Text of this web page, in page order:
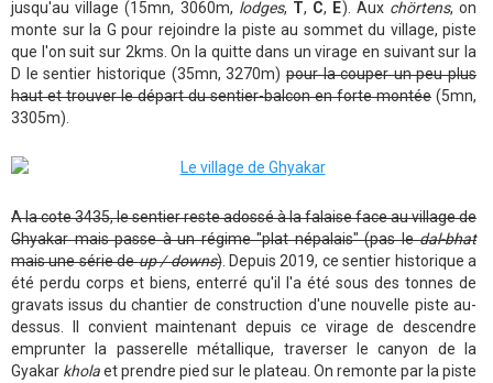
jusqu'au village (15mn, 3060m, lodges, T, C, E). Aux chörtens, on
monte sur la G pour rejoindre la piste au sommet du village, piste
que l'on suit sur 2kms. On la quitte dans un virage en suivant sur la
D le sentier historique (35mn, 3270m)pour la couper un peu plus
haut et trouver le départ du sentier-balcon en forte montée (5mn,
3305m).
A la cote 3435, le sentier reste adossé à la falaise face au village de
Ghyakar mais passe à un régime "plat népalais" (pas ledal-bhat
mais une série deup / downs). Depuis 2019, ce sentier historique a
été perdu corps et biens, enterré qu'il l'a été sous des tonnes de
gravats issus du chantier de construction d'une nouvelle piste au-
dessus. Il convient maintenant depuis ce virage de descendre
emprunter la passerelle métallique, traverser le canyon de la
Gyakar kholaet prendre pied sur le plateau. On remonte par la piste